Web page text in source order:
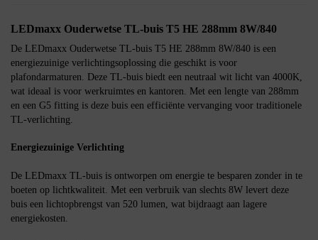
LEDmaxx Ouderwetse TL-buis T5 HE 288mm 8W/840
De LEDmaxx Ouderwetse TL-buis T5 HE 288mm 8W/840 is een
energiezuinige verlichtingsoplossing die geschikt is voor
plafondarmaturen. Deze TL-buis biedt een neutraal wit licht van 4000K,
wat ideaal is voor werkruimtes en kantoren. Met een lengte van 288mm
en een G5 fitting is deze buis een efficiënte vervanging voor traditionele
TL-verlichting.
Energiezuinige Verlichting
De LEDmaxx TL-buis is ontworpen om energie te besparen zonder in te
boeten op lichtkwaliteit. Met een verbruik van slechts 8W levert deze
buis een lichtopbrengst van 520 lumen, wat bijdraagt aan lagere
energiekosten.